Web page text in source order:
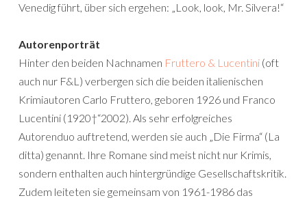
Venedig führt, über sich ergehen: „Look, look, Mr. Silvera!“
Autorenporträt
Hinter den beiden Nachnamen Fruttero & Lucentini (oft
auch nur F&L) verbergen sich die beiden italienischen
Krimiautoren Carlo Fruttero, geboren 1926 und Franco
Lucentini (1920†“2002). Als sehr erfolgreiches
Autorenduo auftretend, werden sie auch „Die Firma“ (La
ditta) genannt. Ihre Romane sind meist nicht nur Krimis,
sondern enthalten auch hintergründige Gesellschaftskritik.
Zudem leiteten sie gemeinsam von 1961-1986 das